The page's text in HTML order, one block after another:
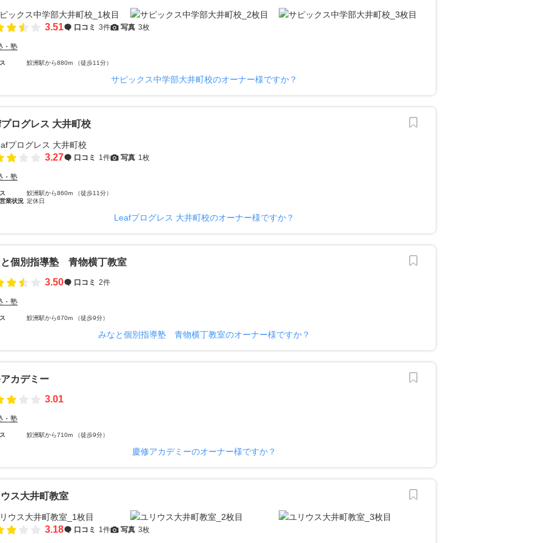
3.51 口コミ 3件 写真 3枚
・塾
鮫洲駅から880m （徒歩11分）
サピックス中学部大井町校のオーナー様ですか？
ログレス 大井町校
3.27 口コミ 1件 写真 1枚
・塾
鮫洲駅から860m （徒歩11分）
業状況 定休日
Leafプログレス 大井町校のオーナー様ですか？
個別指導塾 青物横丁教室
3.50
口コミ 2件
・塾
鮫洲駅から670m （徒歩9分）
みなと個別指導塾 青物横丁教室のオーナー様ですか？
カデミー
3.01
・塾
鮫洲駅から710m （徒歩9分）
慶修アカデミーのオーナー様ですか？
ス大井町教室
3.18 口コミ 1件 写真 3枚